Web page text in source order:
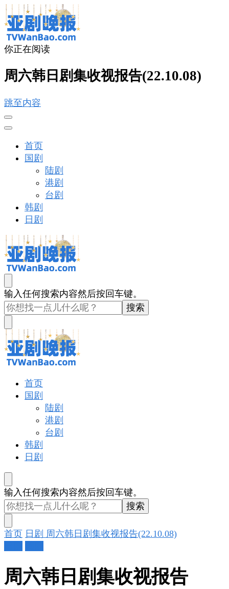
你正在阅读
周六韩日剧集收视报告(22.10.08)
跳至内容
首页
国剧
陆剧
港剧
台剧
韩剧
日剧
亚剧晚报
戏里戏外看亚洲
找
什
么
东
西
吗?
输入任何搜索内容然后按回车键。
亚剧晚报
戏里戏外看亚洲
首页
国剧
陆剧
港剧
台剧
韩剧
日剧
找
什
么
东
西
吗?
输入任何搜索内容然后按回车键。
首页 日剧 周六韩日剧集收视报告(22.10.08)
周六韩日剧集收视报告